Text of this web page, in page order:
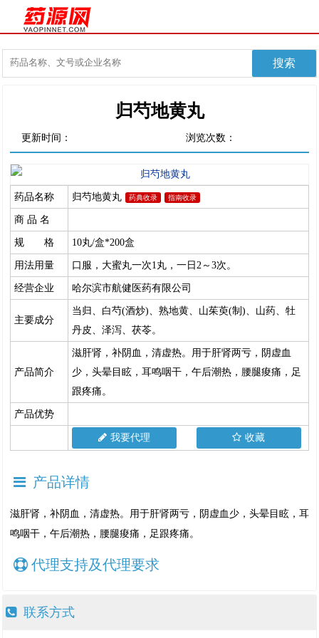
归芍地黄丸
更新时间： 浏览次数：
药品名称 归芍地黄丸 药典收录 指南收录
商 品 名
规 格 10丸/盒*200盒
用法用量 口服，大蜜丸一次1丸，一日2～3次。
经营企业 哈尔滨市航健医药有限公司
主要成分
当归、白芍(酒炒)、熟地黄、山茱萸(制)、山药、牡
丹皮、泽泻、茯苓。
产品简介
滋肝肾，补阴血，清虚热。用于肝肾两亏，阴虚血
少，头晕目眩，耳鸣咽干，午后潮热，腰腿痠痛，足
跟疼痛。
产品优势
我要代理 收藏
产品详情
滋肝肾，补阴血，清虚热。用于肝肾两亏，阴虚血少，头晕目眩，耳
鸣咽干，午后潮热，腰腿痠痛，足跟疼痛。
代理支持及代理要求
联系方式